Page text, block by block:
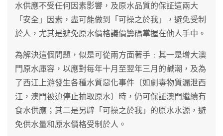
水供應不受任何因素影響，及原水品質的保証這兩大
「安全」因素，盡可能做到「可操之於我」，避免受制
於人，尤其是避免原水價格議價籌碼掌握在他人手中。
為解決這個問題，似是可從兩方面著手﹕其一是增大澳
門原水庫容，以應對每年十月至翌年三月的鹹潮，及為
了西江上游發生各種水質惡化事件〔如劇毒物質漏泄西
江，澳門被迫停止抽取原水〕時，仍可保証澳門繼續有
食水供應；其二是另辟「可操之於我」的原水水源，避
免供水量和原水價格受制於人。